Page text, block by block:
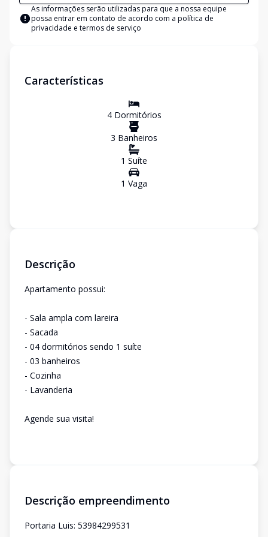
As informações serão utilizadas para que a nossa equipe
possa entrar em contato de acordo com a política de
privacidade e termos de serviço
Características
4Dormitórios
3 Banheiros
1 Suíte
1 Vaga
Descrição
Apartamento possui:
- Sala ampla com lareira
- Sacada
- 04 dormitórios sendo 1 suíte
- 03 banheiros
- Cozinha
- Lavanderia
Agende sua visita!
Descrição empreendimento
Portaria Luis: 53984299531